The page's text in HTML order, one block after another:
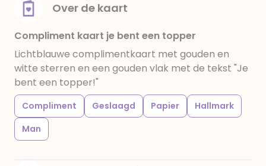
Over de kaart
Compliment kaart je bent een topper
Lichtblauwe complimentkaart met gouden en
witte sterren en een gouden vlak met de tekst "Je
bent een topper!"
Compliment Geslaagd Papier
Hallmark
Man